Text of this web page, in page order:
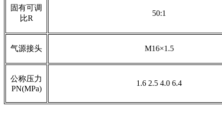
固有可调
比R
50:1
气源接头 M16×1.5
公称压力
PN(MPa)
1.6 2.5 4.0 6.4